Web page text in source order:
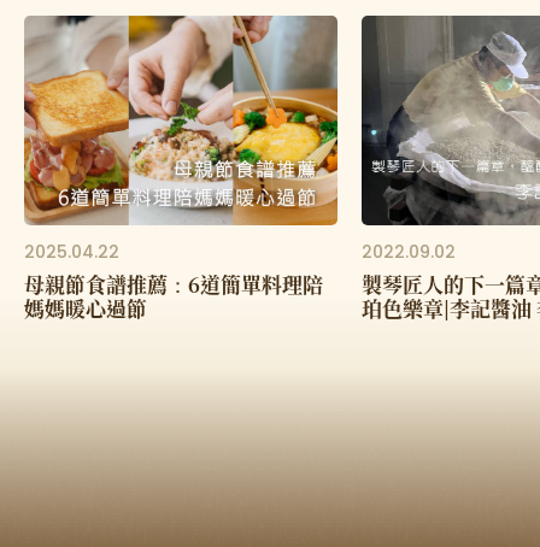
2025.04.22
母親節食譜推薦：6道簡單料理陪
媽媽暖心過節
2022.09.02
製琴匠人的下一篇
珀色樂章|李記醬油